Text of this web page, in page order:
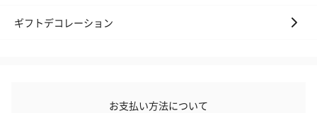
ギフトデコレーション
お支払い方法について